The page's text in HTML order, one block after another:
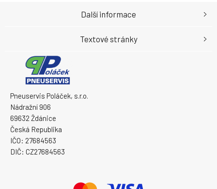
Pneuservis Poláček, s.r.o.
Nádražní 906
69632 Ždánice
Česká Republika
IČO: 27684563
DIČ: CZ27684563
Další informace
Textové stránky